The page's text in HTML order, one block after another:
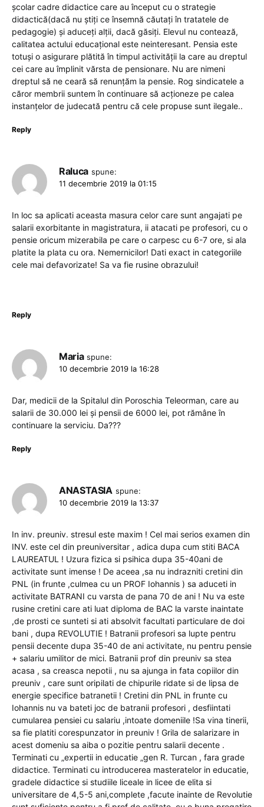
școlar cadre didactice care au început cu o strategie
didactică(dacă nu știți ce însemnă căutați în tratatele de
pedagogie) și aduceți alții, dacă găsiți. Elevul nu contează,
calitatea actului educațional este neinteresant. Pensia este
totuși o asigurare plătită în timpul activității la care au dreptul
cei care au împlinit vărsta de pensionare. Nu are nimeni
dreptul să ne ceară să renunțăm la pensie. Rog sindicatele a
căror membrii suntem în continuare să acționeze pe calea
instanțelor de judecată pentru că cele propuse sunt ilegale..
Reply
Raluca spune:
11 decembrie 2019 la 01:15
In loc sa aplicati aceasta masura celor care sunt angajati pe
salarii exorbitante in magistratura, ii atacati pe profesori, cu o
pensie oricum mizerabila pe care o carpesc cu 6-7 ore, si ala
platite la plata cu ora. Nemernicilor! Dati exact in categoriile
cele mai defavorizate! Sa va fie rusine obrazului!
Reply
Maria spune:
10 decembrie 2019 la 16:28
Dar, medicii de la Spitalul din Poroschia Teleorman, care au
salarii de 30.000 lei și pensii de 6000 lei, pot rămâne în
continuare la serviciu. Da???
Reply
ANASTASIA spune:
10 decembrie 2019 la 13:37
In inv. preuniv. stresul este maxim ! Cel mai serios examen din
INV. este cel din preuniversitar , adica dupa cum stiti BACA
LAUREATUL ! Uzura fizica si psihica dupa 35-40ani de
activitate sunt imense ! De aceea ,sa nu indrazniti cretini din
PNL (in frunte ,culmea cu un PROF Iohannis ) sa aduceti in
activitate BATRANI cu varsta de pana 70 de ani ! Nu va este
rusine cretini care ati luat diploma de BAC la varste inaintate
,de prosti ce sunteti si ati absolvit facultati particulare de doi
bani , dupa REVOLUTIE ! Batranii profesori sa lupte pentru
pensii decente dupa 35-40 de ani activitate, nu pentru pensie
+ salariu umilitor de mici. Batranii prof din preuniv sa stea
acasa , sa creasca nepotii , nu sa ajunga in fata copiilor din
preuniv , care sunt oripilati de chipurile ridate si de lipsa de
energie specifice batranetii ! Cretini din PNL in frunte cu
Iohannis nu va bateti joc de batranii profesori , desfiintati
cumularea pensiei cu salariu ,intoate domeniile !Sa vina tinerii,
sa fie platiti corespunzator in preuniv ! Grila de salarizare in
acest domeniu sa aiba o pozitie pentru salarii decente .
Terminati cu „expertii in educatie „gen R. Turcan , fara grade
didactice. Terminati cu introducerea masteratelor in educatie,
gradele didactice si studiile liceale in licee de elita si
universitare de 4,5-5 ani,complete ,facute inainte de Revolutie